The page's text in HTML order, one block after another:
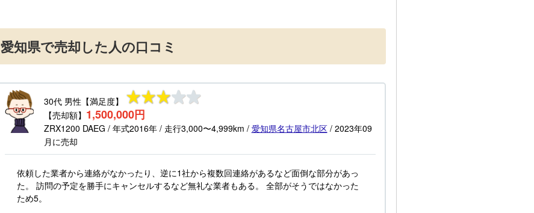
愛知県で売却した人の口コミ
30代 男性 【満足度】
【売却額】 1,500,000円
ZRX1200 DAEG / 年式2016年/ 走行3,000〜4,999km / 愛知県名古屋市北区/ 2023年09
月 に売却
依頼した業者から連絡がなかったり、逆に1社から複数回連絡があるなど面倒な部分があっ
た。 訪問の予定を勝手にキャンセルするなど無礼な業者もある。 全部がそうではなかった
ため5。